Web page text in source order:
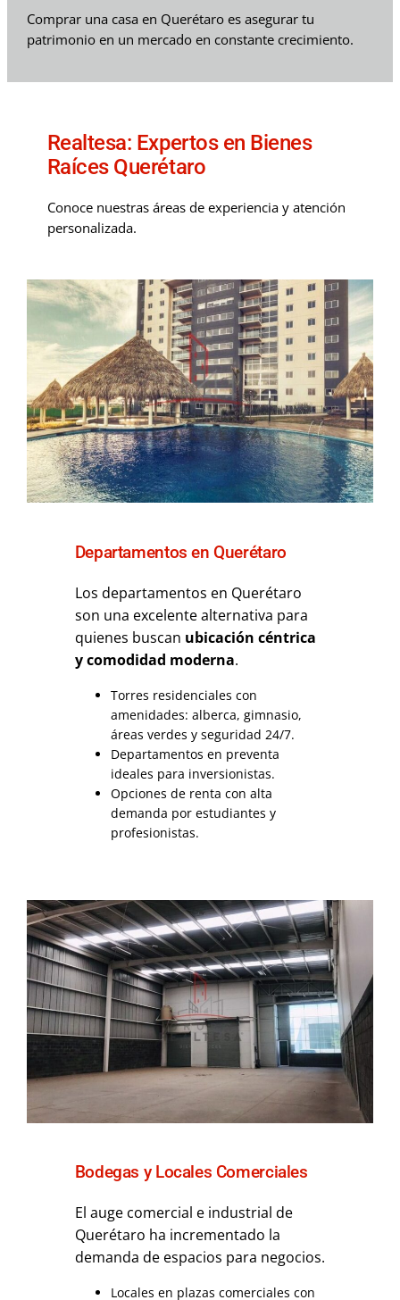
Comprar una casa en Querétaro es asegurar tu
patrimonio en un mercado en constante crecimiento.
Realtesa: Expertos en Bienes
Raíces Querétaro
Conoce nuestras áreas de experiencia y atención
personalizada.
Departamentos en Querétaro
Los departamentos en Querétaro
son una excelente alternativa para
quienes buscan ubicación céntrica
y comodidad moderna.
Torres residenciales con
amenidades: alberca, gimnasio,
áreas verdes y seguridad 24/7.
Departamentos en preventa
ideales para inversionistas.
Opciones de renta con alta
demanda por estudiantes y
profesionistas.
Bodegas y Locales Comerciales
El auge comercial e industrial de
Querétaro ha incrementado la
demanda de espacios para negocios.
Locales en plazas comerciales con